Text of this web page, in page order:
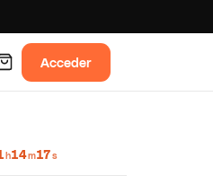
Acceder
h14m16s